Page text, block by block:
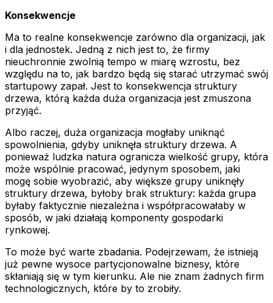
Konsekwencje
Ma to realne konsekwencje zarówno dla organizacji, jak
i dla jednostek. Jedną z nich jest to, że firmy
nieuchronnie zwolnią tempo w miarę wzrostu, bez
względu na to, jak bardzo będą się starać utrzymać swój
startupowy zapał. Jest to konsekwencja struktury
drzewa, którą każda duża organizacja jest zmuszona
przyjąć.
Albo raczej, duża organizacja mogłaby uniknąć
spowolnienia, gdyby uniknęła struktury drzewa. A
ponieważ ludzka natura ogranicza wielkość grupy, która
może wspólnie pracować, jedynym sposobem, jaki
mogę sobie wyobrazić, aby większe grupy uniknęły
struktury drzewa, byłoby brak struktury: każda grupa
byłaby faktycznie niezależna i współpracowałaby w
sposób, w jaki działają komponenty gospodarki
rynkowej.
To może być warte zbadania. Podejrzewam, że istnieją
już pewne wysoce partycjonowalne biznesy, które
skłaniają się w tym kierunku. Ale nie znam żadnych firm
technologicznych, które by to zrobiły.